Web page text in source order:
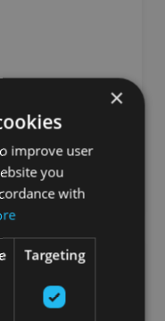
×
improve user
you
with
Targeting